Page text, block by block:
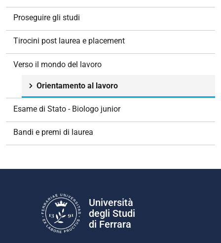
Proseguire gli studi
Tirocini post laurea e placement
Verso il mondo del lavoro
Orientamento al lavoro
Esame di Stato - Biologo junior
Bandi e premi di laurea
Università
degli Studi
di Ferrara